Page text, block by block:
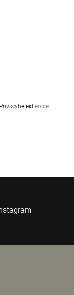
Privacybeleid en de